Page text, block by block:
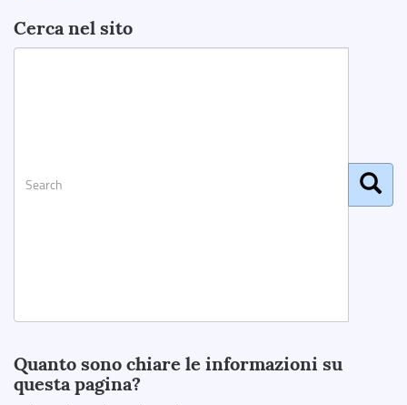
Cerca nel sito
Quanto sono chiare le informazioni su
questa pagina?